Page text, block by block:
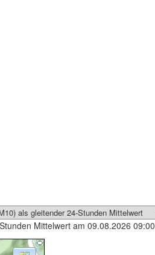
Mittelwert am 09.08.2026 09:00